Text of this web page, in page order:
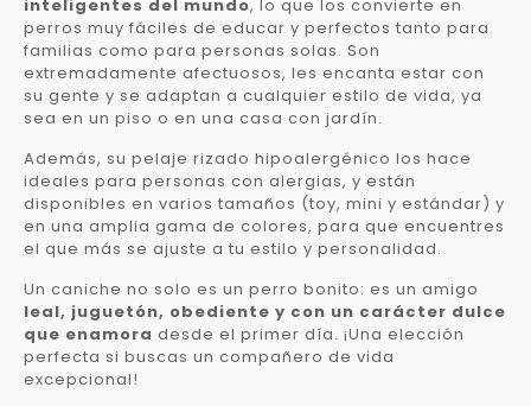
inteligentes del mundo, lo que los convierte en
perros muy fáciles de educar y perfectos tanto para
familias como para personas solas. Son
extremadamente afectuosos, les encanta estar con
su gente y se adaptan a cualquier estilo de vida, ya
sea en un piso o en una casa con jardín.
Además, su pelaje rizado hipoalergénico los hace
ideales para personas con alergias, y están
disponibles en varios tamaños (toy, mini y estándar) y
en una amplia gama de colores, para que encuentres
el que más se ajuste a tu estilo y personalidad.
Un caniche no solo es un perro bonito: es un amigo
leal, juguetón, obediente y con un carácter dulce
que enamora desde el primer día. ¡Una elección
perfecta si buscas un compañero de vida
excepcional!